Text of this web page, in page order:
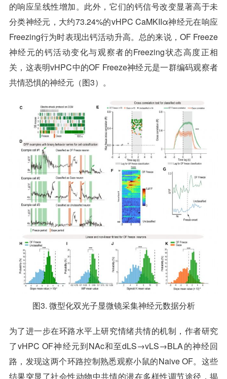
的响应呈线性增加。此外，它们的钙信号改变显著高于未
分类神经元，大约73.24%的vHPC CaMKIIα神经元在响应
Freezing行为时表现出钙活动升高。总的来说，OF Freeze
神经元的钙活动变化与观察者的Freezing状态高度正相
关，这表明vHPC中的OF Freeze神经元是一群编码观察者
共情恐惧的神经元（图3）。
图3. 微型化双光子显微镜采集神经元数据分析
为了进一步在环路水平上研究情绪共情的机制，作者研究
了vHPC OF神经元到NAc和至dLS→vLS→BLA的神经回
路，发现这两个环路控制熟悉观察小鼠的Naive OF。这些
结果突显了社会性动物中共情的潜在多样性调节途径，揭